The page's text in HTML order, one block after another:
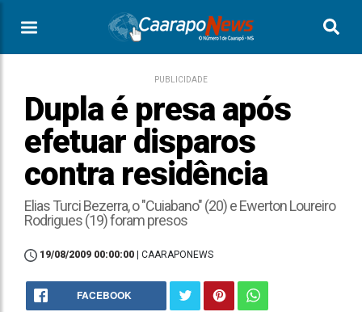
PUBLICIDADE
Dupla é presa após
efetuar disparos
contra residência
Elias Turci Bezerra, o "Cuiabano" (20) e Ewerton Loureiro
Rodrigues (19) foram presos
19/08/2009 00:00:00 | CAARAPONEWS
FACEBOOK